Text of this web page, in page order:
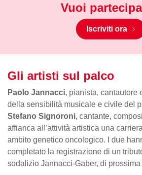
Vuoi
Iscriviti ora
Gli artisti sul palco
Paolo Jannacci, pianista, cantautore
della sensibilità musicale e civile del
Stefano Signoroni, cantante,
affianca all’attività artistica una
ambito genetico oncologico. I due
completato la registrazione di un
sodalizio Jannacci-Gaber, di